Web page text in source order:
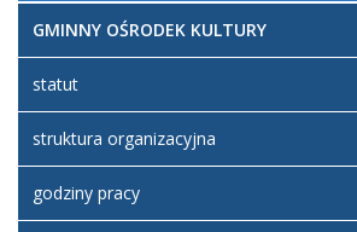
Artykuł
został
zmieniony.
wtorek,
22:10
Jerzakowski
GMINNY OŚRODEK KULTURY
statut
struktura organizacyjna
godziny pracy